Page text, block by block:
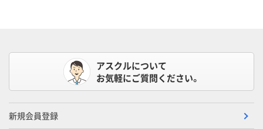
アスクルについて
お気軽にご質問ください。
新規会員登録